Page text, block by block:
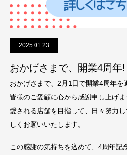
2025.01.23
おかげさまで、開業4周年!
おかげさまで、2月1日で開業4周年を
皆様のご愛顧に心から感謝申し上げ
愛される店舗を目指して、日々努力
しくお願いいたします。
この感謝の気持ちを込めて、4周年記